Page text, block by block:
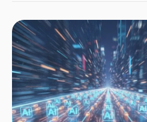
구축하려는 실질적인 시도이기 때문이다.
72조원, 가입자 3,400만 명을 보유한 국내
마진 탓에 영업이익률은 6%대(2024년
매출의 96%가 거래 수수료에서 나오며
3분기 기준)에 달하는 캐시카우(Cash
합쳐지면 통합 법인의 매출액은 약 13.7조
규모로 폭증한다. 이는 일개 핀테크 기업
있는 체급으로 성장함을 의미한다.네이버
한 푼도 쓰지 않고도 두나무의 지분을 확